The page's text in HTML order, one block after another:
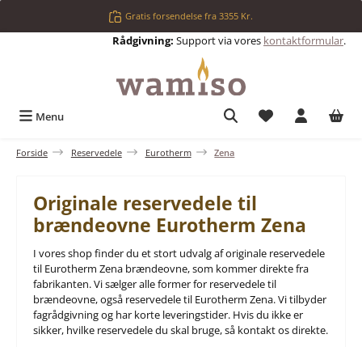
Gratis forsendelse fra 3355 Kr.
Rådgivning: Support via vores kontaktformular.
Menu Du har 0
Forside Reservedele Eurotherm Zena
Originale reservedele til
brændeovne Eurotherm Zena
I vores shop finder du et stort udvalg af originale reservedele
til Eurotherm Zena brændeovne, som kommer direkte fra
fabrikanten. Vi sælger alle former for reservedele til
brændeovne, også reservedele til Eurotherm Zena. Vi tilbyder
fagrådgivning og har korte leveringstider. Hvis du ikke er
sikker, hvilke reservedele du skal bruge, så kontakt os direkte.